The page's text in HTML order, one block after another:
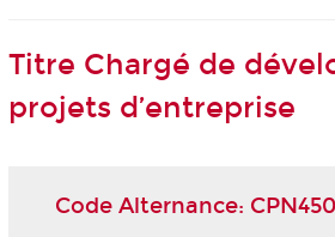
Titre Chargé de
projets d’entreprise
Code Alternance: